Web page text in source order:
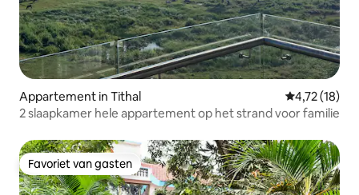
Appartement in Tithal Gemiddelde
4,72 (18)
2 slaapkamer hele appartement op het strand voor familie
Favoriet van gasten
Favoriet van gasten